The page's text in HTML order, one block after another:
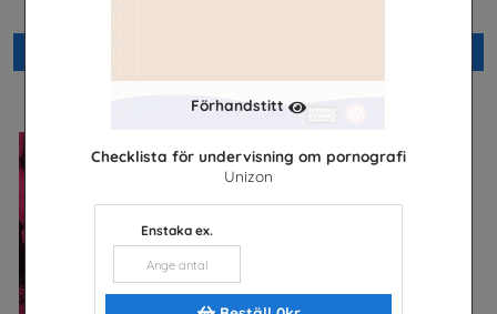
Förhandstitt
Checklista för undervisning om pornografi
Unizon
Enstaka ex.